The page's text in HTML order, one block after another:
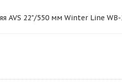
AVS 22"/550 мм Winter Line WB-